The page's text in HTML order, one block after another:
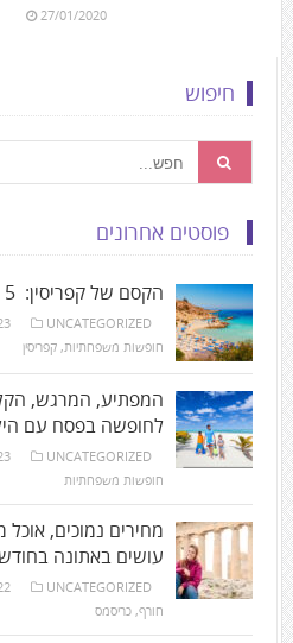
27/01/2020
חיפוש
פוסטים אחרונים
הקסם של קפריסין: 5 יעדים פופולריים באי השכן
UNCATEGORIZED
חופשות משפחתיות, קפריסין
לחופשה בפסח עם
UNCATEGORIZED
חופשות משפחתיות
מחירים נמוכים,
עושים באתונה
UNCATEGORIZED
חורף, כריסמס